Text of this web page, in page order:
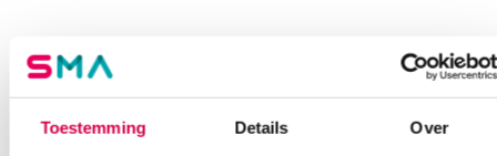
Toestemming Details Over
Naald
Steriel steriel
Waarom Medische Artikelen?
Op voorraad? Vandaag besteld, vandaag verzonden